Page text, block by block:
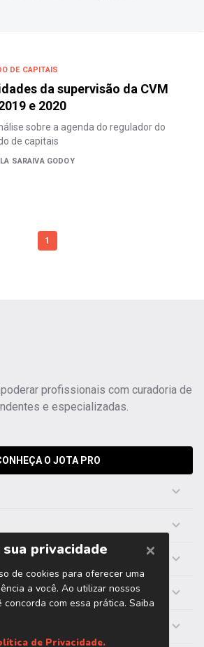
DE CAPITAIS
da supervisão da CVM
e 2020
sobre a agenda do regulador do
de capitais
SARAIVA GODOY
1
profissionais com curadoria de
e especializadas.
O JOTA PRO